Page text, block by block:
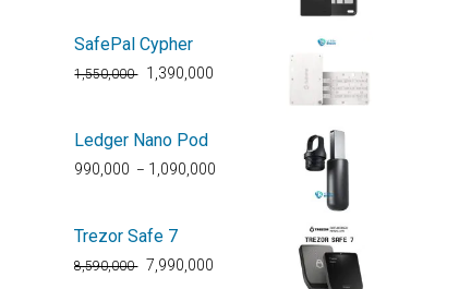
SafePal Cypher
1,550,000 1,390,000
Ledger Nano Pod
990,000 – 1,090,000
Trezor Safe 7
8,590,000 7,990,000